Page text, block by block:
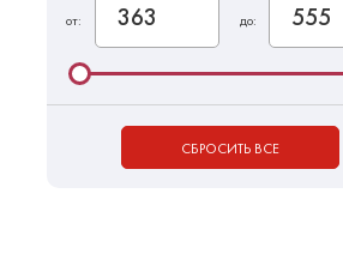
от: до:
СБРОСИТЬ ВСЕ